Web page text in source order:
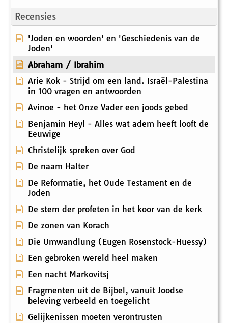
Recensies
'Joden en woorden' en 'Geschiedenis van de
Joden'
Abraham / Ibrahim
Arie Kok - Strijd om een land. Israël-Palestina
in 100 vragen en antwoorden
Avinoe - het Onze Vader een joods gebed
Benjamin Heyl - Alles wat adem heeft looft de
Eeuwige
Christelijk spreken over God
De naam Halter
De Reformatie, het Oude Testament en de
Joden
De stem der profeten in het koor van de kerk
De zonen van Korach
Die Umwandlung (Eugen Rosenstock-Huessy)
Een gebroken wereld heel maken
Een nacht Markovitsj
Fragmenten uit de Bijbel, vanuit Joodse
beleving verbeeld en toegelicht
Gelijkenissen moeten verontrusten